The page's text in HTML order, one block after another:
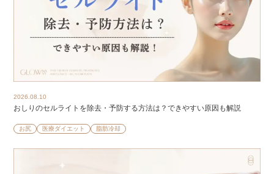
2026.08.10
おしりのセルライトを除去・予防する方法は？できやすい原因も解説
お尻 医療ダイエット 脂肪冷却